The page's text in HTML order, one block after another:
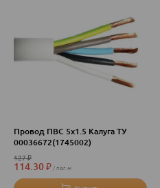
Провод ПВС 5х1.5 Калуга ТУ
00036672(1745002)
127₽
114.30₽ пог. м